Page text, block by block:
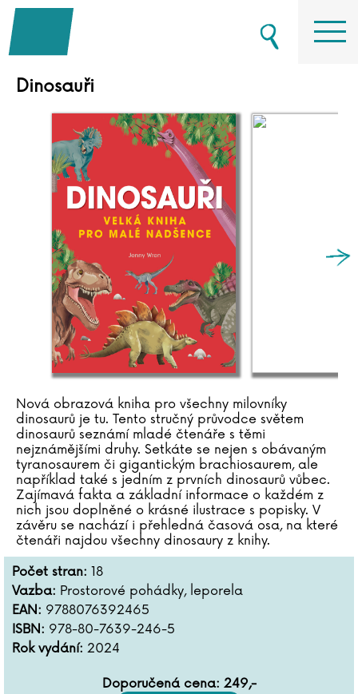
Dinosauři
Nová obrazová kniha pro všechny milovníky
dinosaurů je tu. Tento stručný průvodce světem
dinosaurů seznámí mladé čtenáře s těmi
nejznámějšími druhy. Setkáte se nejen s obávaným
tyranosaurem či gigantickým brachiosaurem, ale
například také s jedním z prvních dinosaurů vůbec.
Zajímavá fakta a základní informace o každém z
nich jsou doplněné o krásné ilustrace s popisky. V
závěru se nachází i přehledná časová osa, na které
čtenáři najdou všechny dinosaury z knihy.
Počet stran: 18
Vazba: Prostorové pohádky, leporela
EAN: 9788076392465
ISBN: 978-80-7639-246-5
Rok vydání: 2024
Doporučená cena: 249,-